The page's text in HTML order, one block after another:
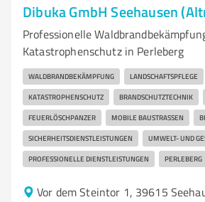
Dibuka GmbH Seehausen
Professionelle
Katastrophenschutz in Perleberg
WALDBRANDBEKÄMPFUNG LANDSCHAFTSPFLEGE
KATASTROPHENSCHUTZ BRANDSCHUTZTECHNIK
FEUERLÖSCHPANZER MOBILE BAUSTRASSEN
SICHERHEITSDIENSTLEISTUNGEN UMWELT- UND
PROFESSIONELLE DIENSTLEISTUNGEN PERLEBERG
Vor dem Steintor 1, 39615